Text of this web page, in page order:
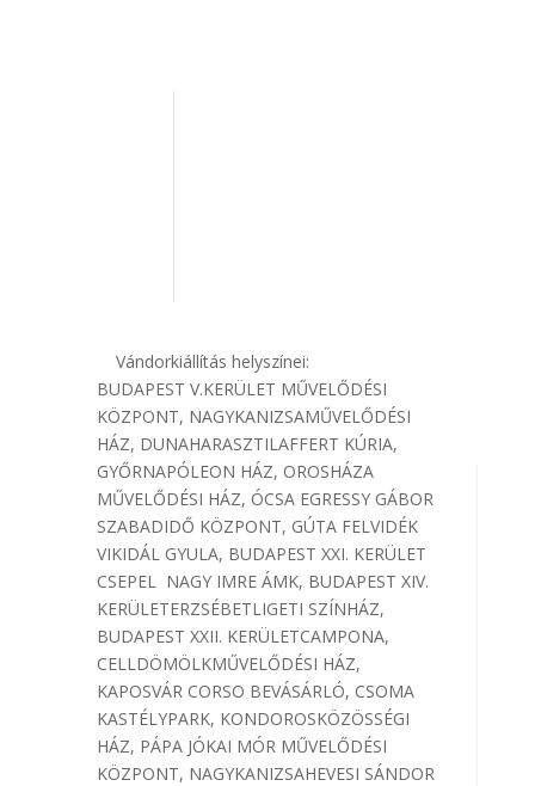
Vándorkiállítás helyszínei:
BUDAPEST V.KERÜLET ​​MŰVELŐDÉSI
KÖZPONT, NAGYKANIZSA​​​MŰVELŐDÉSI
HÁZ, DUNAHARASZTI​​​LAFFERT KÚRIA,
GYŐR​​​​​NAPÓLEON HÁZ, OROSHÁZA​​​​
MŰVELŐDÉSI HÁZ, ÓCSA​​​​​ EGRESSY GÁBOR
SZABADIDŐ KÖZPONT, GÚTA FELVIDÉK ​​​
VIKIDÁL GYULA, BUDAPEST XXI. KERÜLET ​
CSEPEL NAGY IMRE ÁMK, BUDAPEST XIV.
KERÜLET​ERZSÉBETLIGETI SZÍNHÁZ,
BUDAPEST XXII. KERÜLET​CAMPONA,
CELLDÖMÖLK​​​MŰVELŐDÉSI HÁZ,
KAPOSVÁR​​​​ CORSO BEVÁSÁRLÓ, CSOMA ​​​​
KASTÉLYPARK, KONDOROS​​​​KÖZÖSSÉGI
HÁZ, PÁPA​​​​​ JÓKAI MÓR MŰVELŐDÉSI
KÖZPONT, NAGYKANIZSA​​​HEVESI SÁNDOR